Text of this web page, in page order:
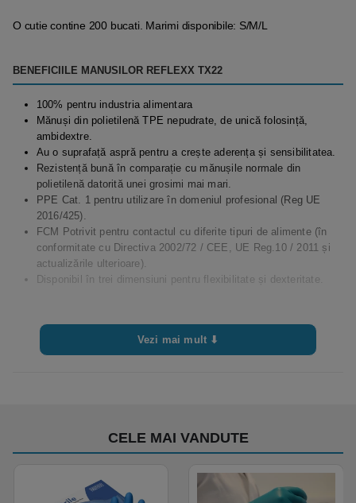
O cutie contine 200 bucati. Marimi disponibile: S/M/L
BENEFICIILE MANUSILOR REFLEXX TX22
100% pentru industria alimentara
Mănuși din polietilenă TPE nepudrate, de unică folosință,
ambidextre.
Au o suprafață aspră pentru a crește aderența și sensibilitatea.
Rezistență bună în comparație cu mănușile normale din
polietilenă datorită unei grosimi mai mari.
PPE Cat. 1 pentru utilizare în domeniul profesional (Reg UE
2016/425).
FCM Potrivit pentru contactul cu diferite tipuri de alimente (în
conformitate cu Directiva 2002/72 / CEE, UE Reg.10 / 2011 și
actualizările ulterioare).
Disponibil în trei dimensiuni pentru flexibilitate și dexteritate.
Vezi mai mult ⬇
CELE MAI VANDUTE